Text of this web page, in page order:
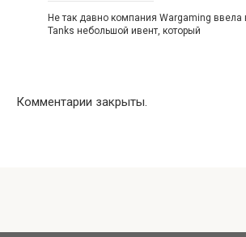
Не так давно компания Wargaming ввела
Tanks небольшой ивент, который
Комментарии закрыты.